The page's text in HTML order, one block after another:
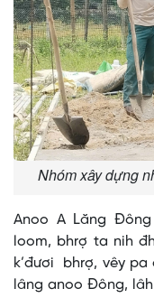
Nhóm xây dựng
Anoo A Lăng
loom, bhrợ ta nih
k’đươi bhrợ, vêy
lâng anoo Đông,